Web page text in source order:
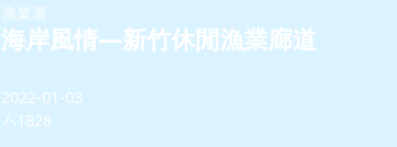
漁業署
海岸風情—新竹休閒漁業廊道
2022-01-03
1828